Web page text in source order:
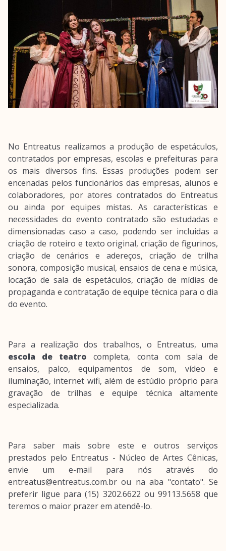
No Entreatus realizamos a produção de espetáculos,
contratados por empresas, escolas e prefeituras para
os mais diversos fins. Essas produções podem ser
encenadas pelos funcionários das empresas, alunos e
colaboradores, por atores contratados do Entreatus
ou ainda por equipes mistas. As características e
necessidades do evento contratado são estudadas e
dimensionadas caso a caso, podendo ser incluidas a
criação de roteiro e texto original, criação de figurinos,
criação de cenários e adereços, criação de trilha
sonora, composição musical, ensaios de cena e música,
locação de sala de espetáculos, criação de mídias de
propaganda e contratação de equipe técnica para o dia
do evento.
Para a realização dos trabalhos, o Entreatus, uma
escola de teatro completa, conta com sala de
ensaios, palco, equipamentos de som, vídeo e
iluminação, internet wifi, além de estúdio próprio para
gravação de trilhas e equipe técnica altamente
especializada.
Para saber mais sobre este e outros serviços
prestados pelo Entreatus - Núcleo de Artes Cênicas,
envie um e-mail para nós através do
entreatus@entreatus.com.br ou na aba "contato". Se
preferir ligue para (15) 3202.6622 ou 99113.5658 que
teremos o maior prazer em atendê-lo.